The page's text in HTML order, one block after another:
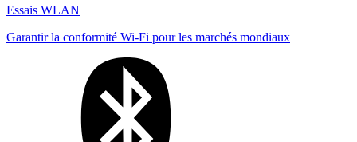
Essais WLAN
Garantir la conformité Wi-Fi pour les marchés mondiaux